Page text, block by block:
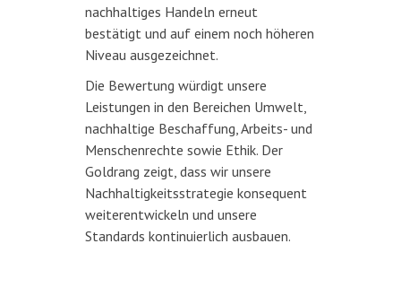
nachhaltiges Handeln erneut
bestätigt und auf einem noch höheren
Niveau ausgezeichnet.
Die Bewertung würdigt unsere
Leistungen in den Bereichen Umwelt,
nachhaltige Beschaffung, Arbeits- und
Menschenrechte sowie Ethik. Der
Goldrang zeigt, dass wir unsere
Nachhaltigkeitsstrategie konsequent
weiterentwickeln und unsere
Standards kontinuierlich ausbauen.